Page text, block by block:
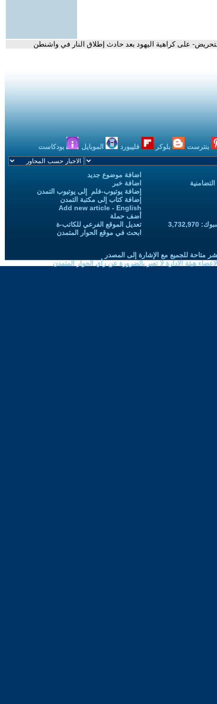
على كراهية اليهود بعد حادث إطلاق النار في واشنطن
بنترست بلوكر فليبورد الموبايل بودكاست
اضافة موضوع جديد
اضافة خبر
إضافة يوتيوب-فلم إلى يوتيوب التمدن
إضافة كتاب إلى مكتبة التمدن
Add new article - English
أضف حملة
تعديل الموقع الفرعي للكاتب-ة
ابحث في موقع الحوار المتمدن
متاحة للجميع مع الإشارة إلى المصدر
هيئة الادارة لا تعبر بالضرورة عن رأي الحوار المتمدن